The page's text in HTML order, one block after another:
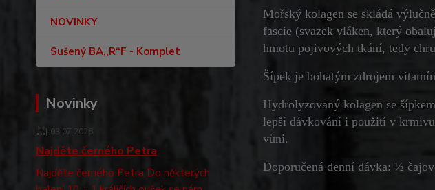
NOVINKY
Sušený BA,,R“F - Komplet
Novinky
03.07.2026
Najděte černého Petra
Najděte černého Petra Do některých
Mořský kolagen se skládá
fascie (svazek vláken, který
hmotu pojivových tkání, tedy
Šípek je bohatým zdrojem
Hydrolyzovaný kolagen se
lepší dávkování i použití v
vůni.
Doporučená denní dávka: ½